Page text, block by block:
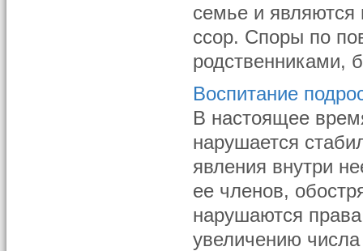
семье и
ссор. Споры по
родственниками,
Воспитание
В настоящее
нарушается
явления внутри
ее членов,
нарушаются
увеличению